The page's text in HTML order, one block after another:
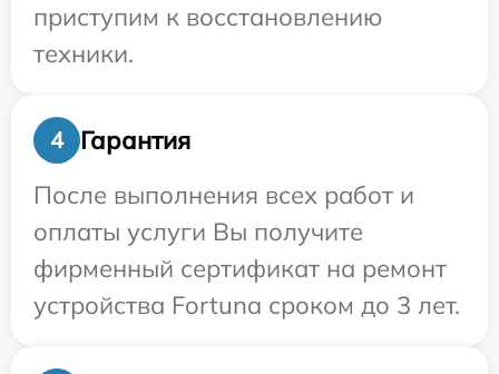
приступим к восстановлению
техники.
4
Гарантия
После выполнения всех работ и
оплаты услуги Вы получите
фирменный сертификат на ремонт
устройства Fortuna сроком до 3 лет.